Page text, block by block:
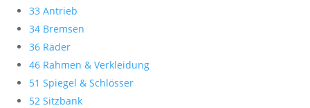
33 Antrieb
34 Bremsen
36 Räder
46 Rahmen & Verkleidung
51 Spiegel & Schlösser
52 Sitzbank